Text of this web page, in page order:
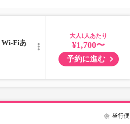
Wi-Fiあ
大人
¥1,700〜
予約に進む
昼行便